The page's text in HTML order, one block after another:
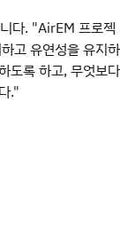
다. "AirEM 프로젝
고 유연성을 유지하
도록 하고, 무엇보다
."